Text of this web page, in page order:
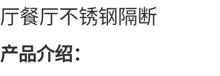
厅餐厅不锈钢隔断
产品介绍：